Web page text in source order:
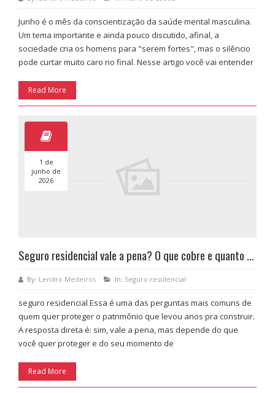
Junho é o mês da conscientização da saúde mental masculina.
Um tema importante e ainda pouco discutido, afinal, a
sociedade cria os homens para "serem fortes", mas o silêncio
pode curtar muito caro no final. Nesse artigo você vai entender
Read More
1 de
junho de
2026
Seguro residencial vale a pena? O que cobre e quanto custa
By: Lendro Medeiros In: Seguro residencial
seguro residencial Essa é uma das perguntas mais comuns de
quem quer proteger o patrimônio que levou anos pra construir.
A resposta direta é: sim, vale a pena, mas depende do que
você quer proteger e do seu momento de
Read More